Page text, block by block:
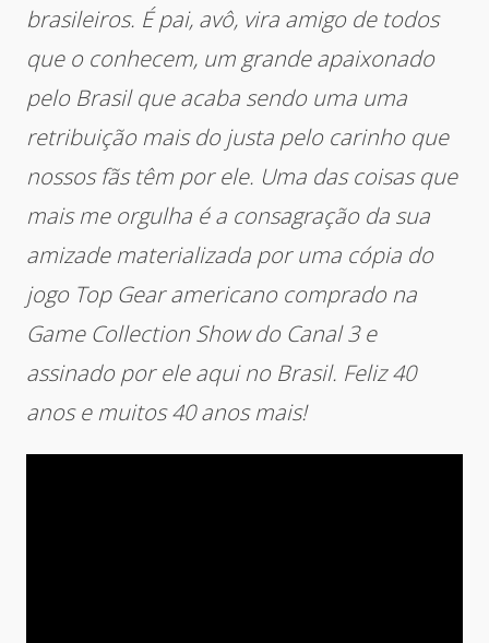
brasileiros. É pai, avô, vira amigo de todos
que o conhecem, um grande apaixonado
pelo Brasil que acaba sendo uma uma
retribuição mais do justa pelo carinho que
nossos fãs têm por ele. Uma das coisas que
mais me orgulha é a consagração da sua
amizade materializada por uma cópia do
jogo Top Gear americano comprado na
Game Collection Show do Canal 3 e
assinado por ele aqui no Brasil. Feliz 40
anos e muitos 40 anos mais!